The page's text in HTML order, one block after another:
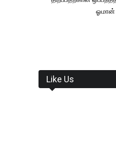
ஓமான்
Like Us